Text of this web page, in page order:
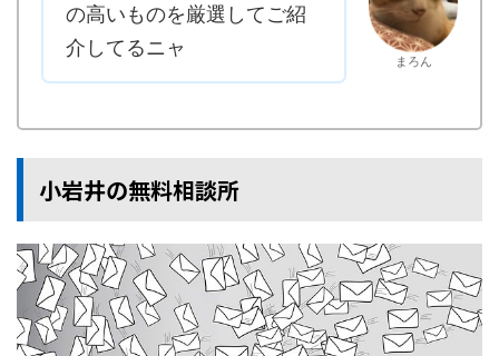
の高いものを厳選してご紹
介してるニャ
まろん
小岩井の無料相談所